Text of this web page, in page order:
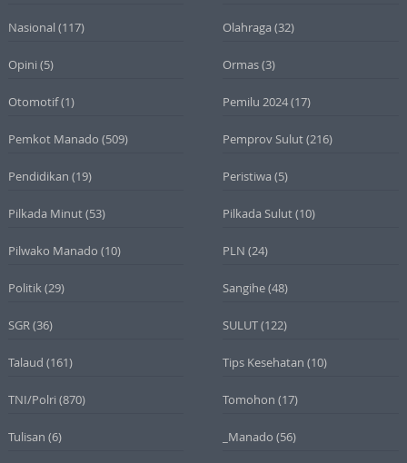
Nasional (117) Olahraga (32)
Opini (5) Ormas(3)
Otomotif(1) Pemilu 2024(17)
Pemkot Manado (509) Pemprov Sulut(216)
Pendidikan (19) Peristiwa (5)
Pilkada Minut(53) Pilkada Sulut(10)
Pilwako Manado (10) PLN (24)
Politik(29) Sangihe(48)
SGR(36) SULUT(122)
Talaud (161) Tips Kesehatan (10)
TNI/Polri (870) Tomohon (17)
Tulisan (6) _Manado (56)